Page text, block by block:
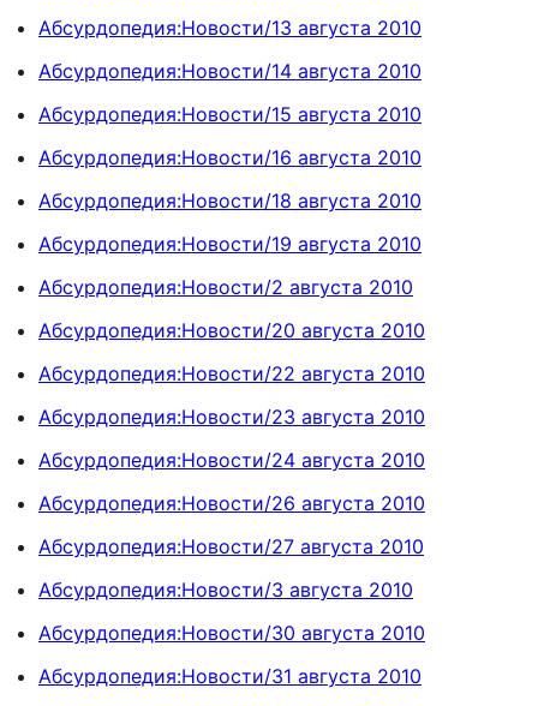
Абсурдопедия:Новости/13 августа 2010
Абсурдопедия:Новости/14 августа 2010
Абсурдопедия:Новости/15 августа 2010
Абсурдопедия:Новости/16 августа 2010
Абсурдопедия:Новости/18 августа 2010
Абсурдопедия:Новости/19 августа 2010
Абсурдопедия:Новости/2 августа 2010
Абсурдопедия:Новости/20 августа 2010
Абсурдопедия:Новости/22 августа 2010
Абсурдопедия:Новости/23 августа 2010
Абсурдопедия:Новости/24 августа 2010
Абсурдопедия:Новости/26 августа 2010
Абсурдопедия:Новости/27 августа 2010
Абсурдопедия:Новости/3 августа 2010
Абсурдопедия:Новости/30 августа 2010
Абсурдопедия:Новости/31 августа 2010